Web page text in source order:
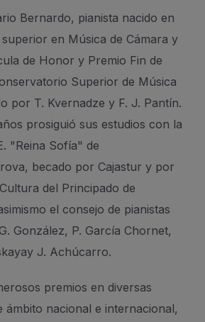
Bernardo, pianista nacido en
en Música de Cámara y
de Honor y Premio Fin de
Superior de Música
por T. Kvernadze y F. J. Pantín.
prosiguió sus estudios con la
"Reina Sofía" de
, becado por Cajastur y por
del Principado de
el consejo de pianistas
González, P. García Chornet,
y J. Achúcarro.
premios en diversas
ámbito nacional e internacional,